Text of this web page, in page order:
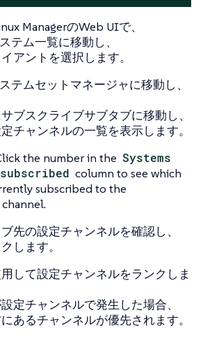
ManagerのWeb UIで、
テム一覧に移動し、
アントを選択します。
テムセットマネージャに移動し、
ブスクライブサブタブに移動し、
チャンネルの一覧を表示します。
the number in the Systems
column to see which
subscribed to the
先の設定チャンネルを確認し、
します。
して設定チャンネルをランクしま
定チャンネルで発生した場合、
あるチャンネルが優先されます。